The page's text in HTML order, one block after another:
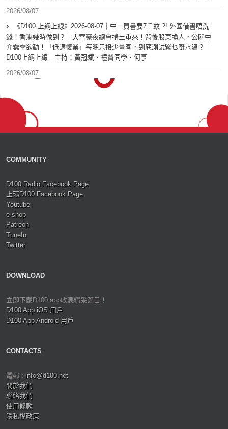
2026/08/07
《D100 上綱上線》2026-08-07｜中一買書要7千蚊 ?! 外國借書唔洗
錢！香港幾時做到？｜大富豪夜總會捲土重來！背後股東換人，公關中
介蠢蠢欲動！「低調復業」每晚只接少量客，到底測試緊乜嘢水溫？｜
D100上綱上線︱主持：黃冠斌、禮賢同學、何亨
2026/08/07
COMMUNITY
D100 Radio Facebook Page
上環D100 Facebook Page
Youtube
e-shop
Patreon
TuneIn
Twitter
DOWNLOAD
立即下載D100 app收聽精采節目！
D100 App iOS 用戶
D100 App Android 用戶
CONTACTS
電郵 : info@d100.net
關於我們
聯絡我們
使用條款
隱私權政策